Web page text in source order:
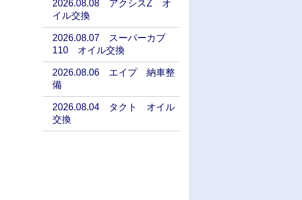
2026.08.08 アクシスZ オ
イル交換
2026.08.07 スーパーカブ
110 オイル交換
2026.08.06 エイプ 納車整
備
2026.08.04 タクト オイル
交換